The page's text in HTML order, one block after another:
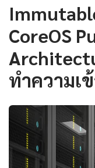
CoreOS
ทำความเ